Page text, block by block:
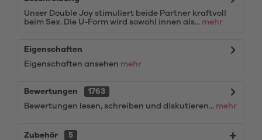
Unser Double Joy stimuliert beide Partner kraftvoll
beim Sex. Die U-Form wird sowohl innen als... mehr
Eigenschaften
Eigenschaften ansehen mehr
Bewertungen
1763
Bewertungen lesen, schreiben und diskutieren... mehr
Zubehör 5